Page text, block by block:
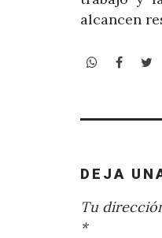
alcancen
WhatsApp
DEJA
Tu
*